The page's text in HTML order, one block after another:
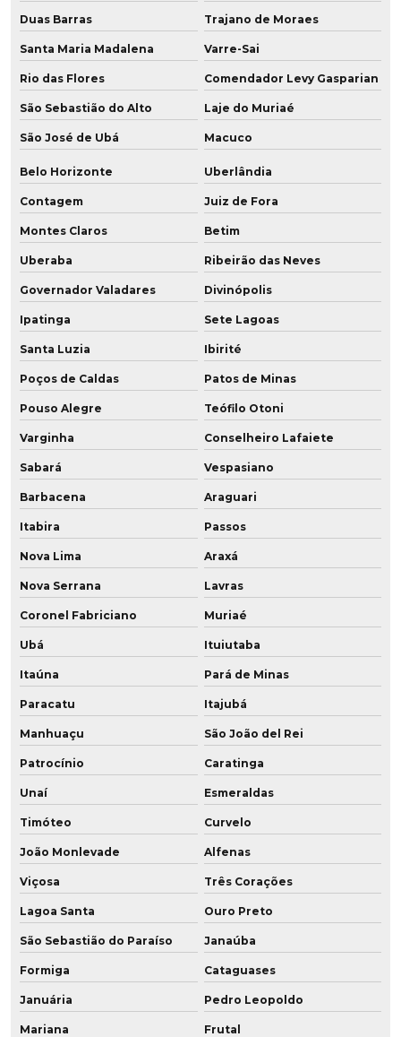
Fabricante de polia em poliuretano
Fabricante de poliuretano
Fabricante de poliuretano aditivado
Fabricante de pu
Fabricante de roda de grafeno para empilhadeira
Fabricante de roda em poliuretano para frigorífico
Fabricante de roda vulkollan
Fabricante de roda vulkollan para câmara fria
Fabricante de rodízios de poliuretano
Fabricantes de peças em poliuretano
Fornecedor de peças de poliuretano
Fornecedor de placa de poliuretano
Fornecedor de poliuretano
Fornecedor de pu
Fornecedor de roldana em pu
Fornecedor de roldana em pu baixa dureza
Indústria de poliuretano
Onde comprar buchas de poliuretano
Onde comprar chapas de poliuretano
Peças especiais em poliuretano
Peças em poliuretano
Peças em poliuretano expandido
Peças em pu
Peças em resina de poliuretano
Duas Barras Trajano de Moraes
Santa Maria Madalena Varre-Sai
Rio das Flores Comendador Levy Gasparian
São Sebastião do Alto Laje do Muriaé
São José de Ubá Macuco
Belo Horizonte Uberlândia
Contagem Juiz de Fora
Montes Claros Betim
Uberaba Ribeirão das Neves
Governador Valadares Divinópolis
Ipatinga Sete Lagoas
Santa Luzia Ibirité
Poços de Caldas Patos de Minas
Pouso Alegre Teófilo Otoni
Varginha Conselheiro Lafaiete
Sabará Vespasiano
Barbacena Araguari
Itabira Passos
Nova Lima Araxá
Nova Serrana Lavras
Coronel Fabriciano Muriaé
Ubá Ituiutaba
Itaúna Pará de Minas
Paracatu Itajubá
Manhuaçu São João del Rei
Patrocínio Caratinga
Unaí Esmeraldas
Timóteo Curvelo
João Monlevade Alfenas
Viçosa Três Corações
Lagoa Santa Ouro Preto
São Sebastião do Paraíso Janaúba
Formiga Cataguases
Januária Pedro Leopoldo
Mariana Frutal